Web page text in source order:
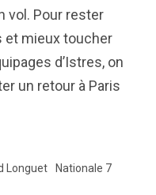
vol. Pour rester
et mieux toucher
d’Istres, on
un retour à Paris
Longuet
Nationale 7